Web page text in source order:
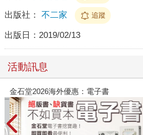
出版社： 不二家 追蹤
出版日： 2019/02/13
活動訊息
金石堂2026海外優惠：電子書